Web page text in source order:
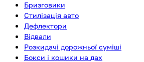
Бризговики
Стилізація авто
Дефлектори
Відвали
Розкидачі дорожньої суміші
Бокси і кошики на дах